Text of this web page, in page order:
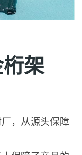
架
，从源头保障